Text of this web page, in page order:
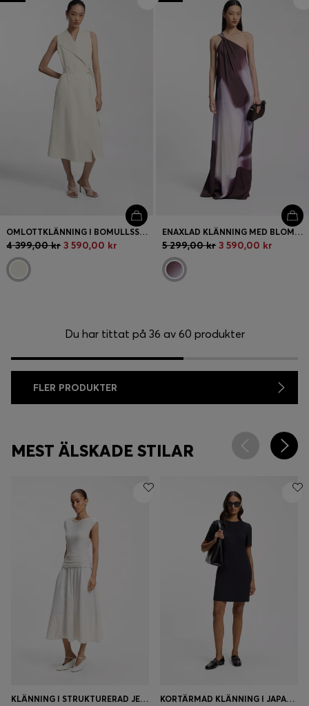
OMLOTTKLÄNNING I BOMULLSSTRETCH MED JUSTERBART SKÄRP
4 399,00 kr 3 590,00 kr
ENAXLAD KLÄNNING MED BLOMMIGT TRYCK
5 299,00 kr 3 590,00 kr
Du har tittat på 36 av 60 produkter
FLER PRODUKTER
MEST ÄLSKADE STILAR
KLÄNNING I STRUKTURERAD JERSEY MED POPLINKJOL KORTÄRMAD KLÄNNING I JAPANSK CREPE